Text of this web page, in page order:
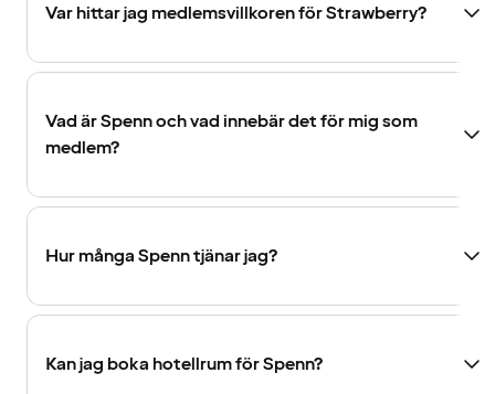
Var hittar jag medlemsvillkoren för Strawberry?
Vad är Spenn och vad innebär det för mig som
medlem?
Hur många Spenn tjänar jag?
Kan jag boka hotellrum för Spenn?